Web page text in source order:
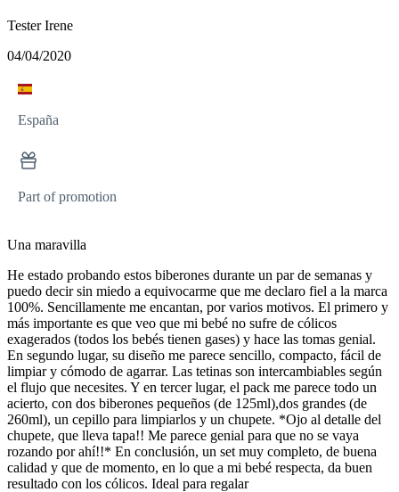
Tester Irene
04/04/2020
España
Part of promotion
Una maravilla
He estado probando estos biberones durante un par de semanas y
puedo decir sin miedo a equivocarme que me declaro fiel a la marca
100%. Sencillamente me encantan, por varios motivos. El primero y
más importante es que veo que mi bebé no sufre de cólicos
exagerados (todos los bebés tienen gases) y hace las tomas genial.
En segundo lugar, su diseño me parece sencillo, compacto, fácil de
limpiar y cómodo de agarrar. Las tetinas son intercambiables según
el flujo que necesites. Y en tercer lugar, el pack me parece todo un
acierto, con dos biberones pequeños (de 125ml),dos grandes (de
260ml), un cepillo para limpiarlos y un chupete. *Ojo al detalle del
chupete, que lleva tapa!! Me parece genial para que no se vaya
rozando por ahí!!* En conclusión, un set muy completo, de buena
calidad y que de momento, en lo que a mi bebé respecta, da buen
resultado con los cólicos. Ideal para regalar